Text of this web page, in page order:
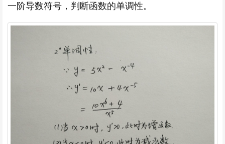
一阶导数符号，判断函数的单调性。